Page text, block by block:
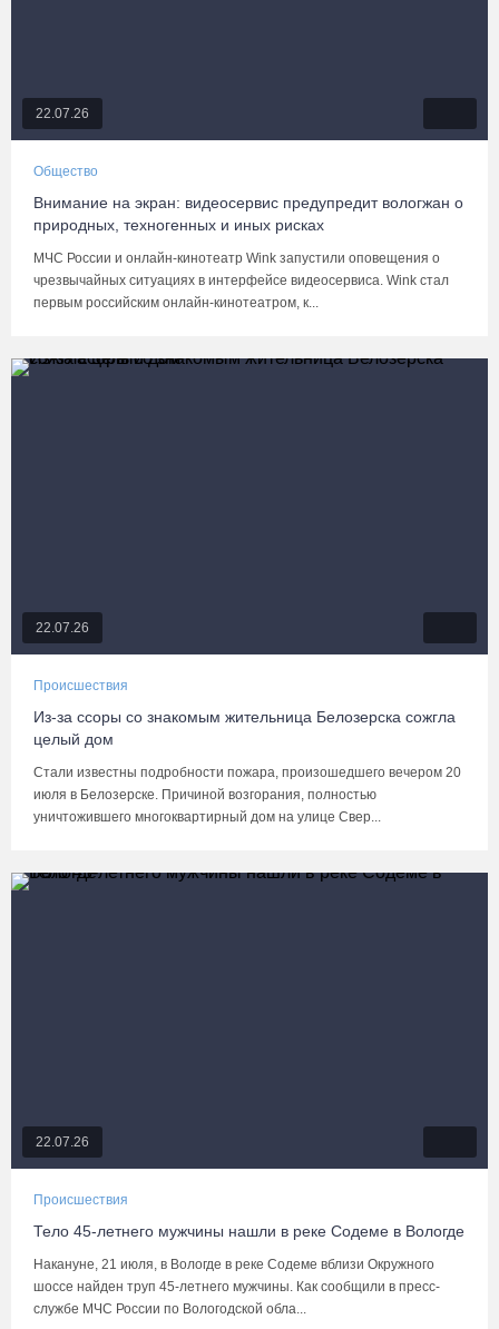
22.07.26
Общество
Внимание на экран: видеосервис предупредит вологжан о
природных, техногенных и иных рисках
МЧС России и онлайн-кинотеатр Wink запустили оповещения о
чрезвычайных ситуациях в интерфейсе видеосервиса. Wink стал
первым российским онлайн-кинотеатром, к...
22.07.26
Происшествия
Из-за ссоры со знакомым жительница Белозерска сожгла
целый дом
Стали известны подробности пожара, произошедшего вечером 20
июля в Белозерске. Причиной возгорания, полностью
уничтожившего многоквартирный дом на улице Свер...
22.07.26
Происшествия
Тело 45-летнего мужчины нашли в реке Содеме в Вологде
Накануне, 21 июля, в Вологде в реке Содеме вблизи Окружного
шоссе найден труп 45-летнего мужчины. Как сообщили в пресс-
службе МЧС России по Вологодской обла...